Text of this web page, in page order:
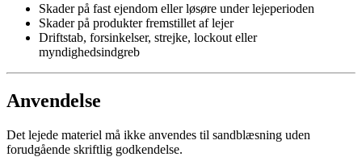
Skader på fast ejendom eller løsøre under lejeperioden
Skader på produkter fremstillet af lejer
Driftstab, forsinkelser, strejke, lockout eller
myndighedsindgreb
Anvendelse
Det lejede materiel må ikke anvendes til sandblæsning uden
forudgående skriftlig godkendelse.